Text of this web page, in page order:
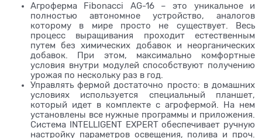
Агроферма Fibonacci AG-16 – это уникальное и
полностью автономное устройство, аналогов
которому в мире просто не существует. Весь
процесс выращивания проходит естественным
путем без химических добавок и неорганических
добавок. При этом, максимально комфортные
условия внутри модулей способствуют получению
урожая по нескольку раз в год.
Управлять фермой достаточно просто: в домашних
условиях используется специальный планшет,
который идет в комплекте с агрофермой. На нем
установлены все нужные программы и приложения.
Система INTELLIGENT EXPERT обеспечивает ручную
настройку параметров освещения, полива и проч.